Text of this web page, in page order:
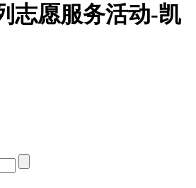
志愿服务活动-凯